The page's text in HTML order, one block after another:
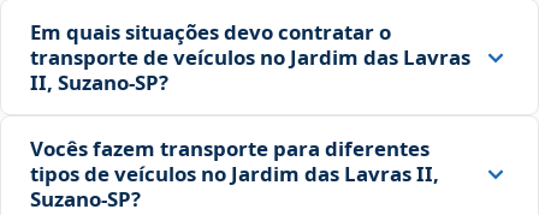
Em quais situações devo contratar o
transporte de veículos no Jardim das Lavras
II, Suzano‑SP?
Vocês fazem transporte para diferentes
tipos de veículos no Jardim das Lavras II,
Suzano‑SP?